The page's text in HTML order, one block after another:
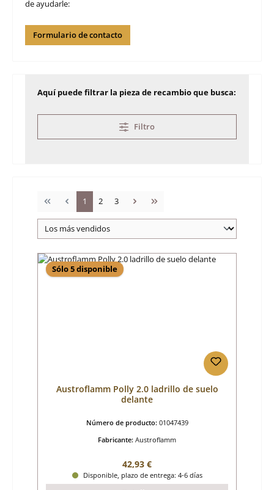
de ayudarle:
Formulario de contacto
Aquí puede filtrar la pieza de recambio que busca:
Filtro
Página
1 Página
2 Página
3
Sólo 5 disponible
Austroflamm Polly 2.0 ladrillo de suelo
delante
Número de producto: 01047439
Fabricante: Austroflamm
Precio normal:
42,93 €
Disponible, plazo de entrega: 4-6 días